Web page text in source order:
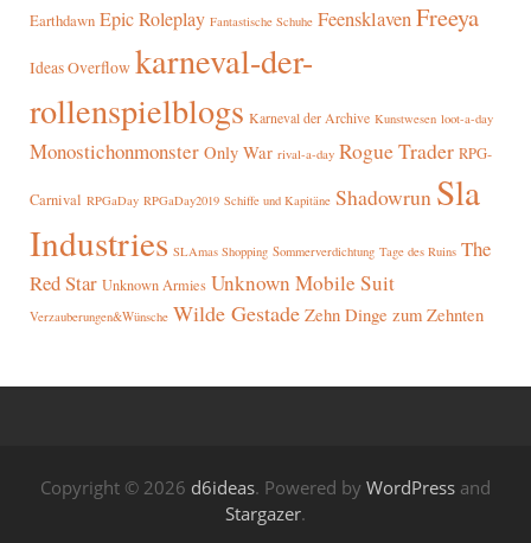
Earthdawn Epic Roleplay Fantastische Schuhe FeensklavenFreeya
Ideas Overflow karneval-der-
rollenspielblogs Karneval der Archive Kunstwesen loot-a-day
Monostichonmonster Only War rival-a-day Rogue Trader RPG-
Carnival RPGaDay RPGaDay2019 Schiffe und Kapitäne Shadowrun Sla
Industries SLAmas Shopping Sommerverdichtung Tage des Ruins The
Red Star Unknown Armies Unknown Mobile Suit
Verzauberungen&Wünsche Wilde Gestade Zehn Dinge zum Zehnten
Copyright © 2026 d6ideas. Powered by WordPress and
Stargazer.